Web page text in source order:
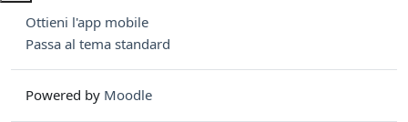
Ottieni l'app mobile
Passa al tema standard
Powered by Moodle